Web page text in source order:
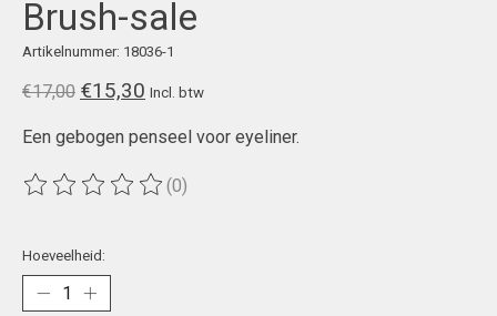
Brush-sale
Artikelnummer: 18036-1
€17,00 €15,30 Incl. btw
Een gebogen penseel voor eyeliner.
De beoordeling van dit product is
(0)
Hoeveelheid: